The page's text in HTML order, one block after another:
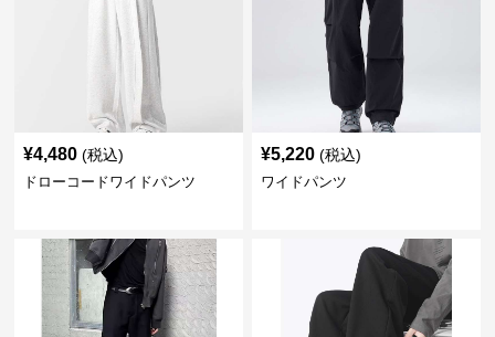
¥4,480 (税込)
ドローコードワイドパンツ
¥5,220 (税込)
ワイドパンツ